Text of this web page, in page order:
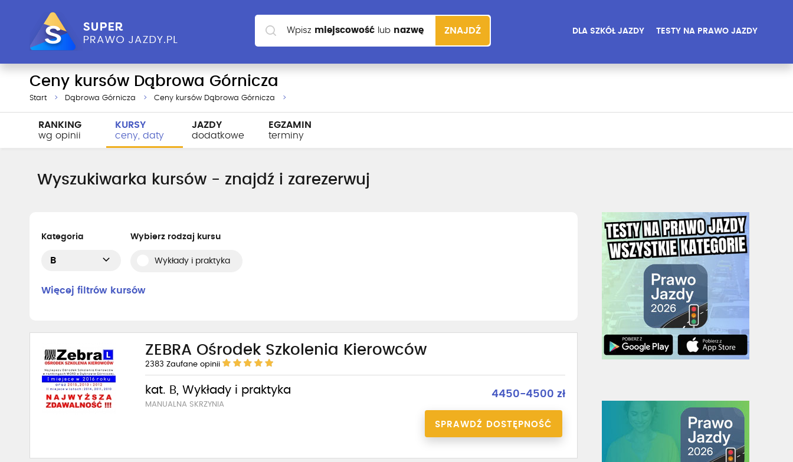
DLA SZKÓŁ JAZDY TESTY NA PRAWO JAZDY
Wpisz miejscowość lub nazwę
szkoły
ZNAJDŹ
Ceny kursów Dąbrowa Górnicza
Start Dąbrowa Górnicza Ceny kursów Dąbrowa Górnicza
RANKING
wg opinii
KURSY
ceny, daty
JAZDY
dodatkowe
EGZAMIN
terminy
Wyszukiwarka kursów - znajdź i zarezerwuj
Kategoria
B
Wybierz rodzaj kursu
Wykłady i praktyka
Więcej filtrów kursów
ZEBRA Ośrodek Szkolenia Kierowców
2383 Zaufane opinii
kat. B, Wykłady i praktyka
MANUALNA SKRZYNIA
4450-4500 zł
SPRAWDŹ DOSTĘPNOŚĆ